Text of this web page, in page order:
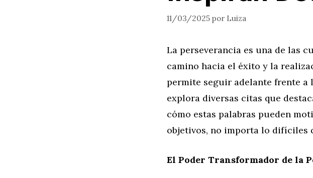
11/03/2025 por Luiza
La perseverancia es una de las
camino hacia el éxito y la
permite seguir adelante frente a
explora diversas citas que
cómo estas palabras pueden
objetivos, no importa lo difíciles
El Poder Transformador de la